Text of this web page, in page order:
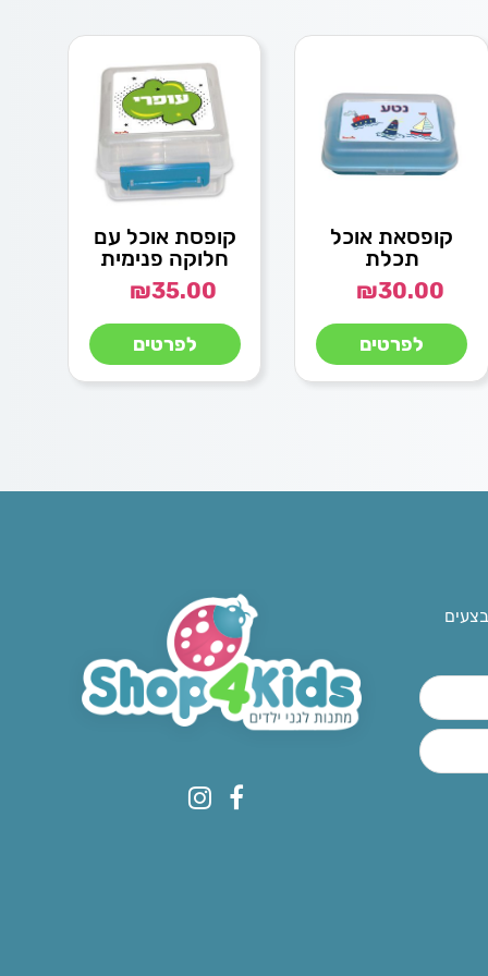
קופסאת אוכל
תכלת
₪30.00
לפרטים
קופסת אוכל עם
חלוקה פנימית
₪35.00
לפרטים